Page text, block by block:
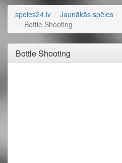
speles24.lv Jaunākās spēles
Bottle Shooting
Bottle Shooting